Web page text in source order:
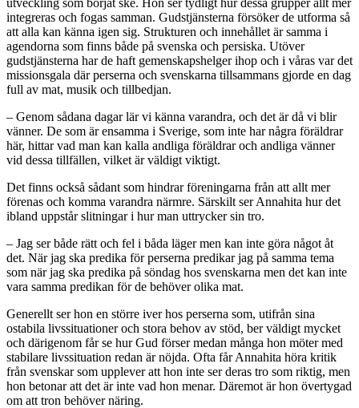
utveckling som börjat ske. Hon ser tydligt hur dessa grupper allt mer
integreras och fogas samman. Gudstjänsterna försöker de utforma så
att alla kan känna igen sig. Strukturen och innehållet är samma i
agendorna som finns både på svenska och persiska. Utöver
gudstjänsterna har de haft gemenskapshelger ihop och i våras var det
missionsgala där perserna och svenskarna tillsammans gjorde en dag
full av mat, musik och tillbedjan.
– Genom sådana dagar lär vi känna varandra, och det är då vi blir
vänner. De som är ensamma i Sverige, som inte har några föräldrar
här, hittar vad man kan kalla andliga föräldrar och andliga vänner
vid dessa tillfällen, vilket är väldigt viktigt.
Det finns också sådant som hindrar föreningarna från att allt mer
förenas och komma varandra närmre. Särskilt ser Annahita hur det
ibland uppstår slitningar i hur man uttrycker sin tro.
– Jag ser både rätt och fel i båda läger men kan inte göra något åt
det. När jag ska predika för perserna predikar jag på samma tema
som när jag ska predika på söndag hos svenskarna men det kan inte
vara samma predikan för de behöver olika mat.
Generellt ser hon en större iver hos perserna som, utifrån sina
ostabila livssituationer och stora behov av stöd, ber väldigt mycket
och därigenom får se hur Gud förser medan många hon möter med
stabilare livssituation redan är nöjda. Ofta får Annahita höra kritik
från svenskar som upplever att hon inte ser deras tro som riktig, men
hon betonar att det är inte vad hon menar. Däremot är hon övertygad
om att tron behöver näring.